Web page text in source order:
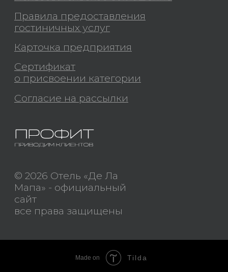
Made on Tilda